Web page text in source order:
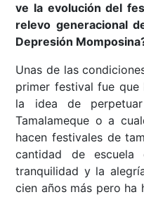
ve la evolución del
relevo generacional
Depresión
Unas de las
primer festival fue que
la idea de
Tamalameque o a
hacen festivales de
cantidad de
tranquilidad y la
cien años más pero ha